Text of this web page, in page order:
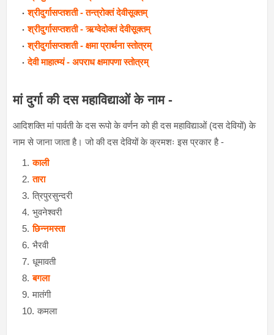
श्रीदुर्गासप्तशती - तन्त्रोक्तं देवीसूक्तम्
श्रीदुर्गासप्तशती - ऋग्वेदोक्तं देवीसूक्तम्
श्रीदुर्गासप्तशती - क्षमा प्रार्थना स्तोत्रम्
देवी माहात्म्यं - अपराध क्षमापणा स्तोत्रम्
मां दुर्गा की दस महाविद्याओं के नाम -
आदिशक्ति मां पार्वती के दस रूपो के वर्णन को ही दस महाविद्याओं (दस देवियों) के
नाम से जाना जाता है। जो की दस देवियों के क्रमशः इस प्रकार है -
काली
तारा
त्रिपुरसुन्दरी
भुवनेश्वरी
छिन्नमस्ता
भैरवी
धूमावती
बगला
मातंगी
कमला